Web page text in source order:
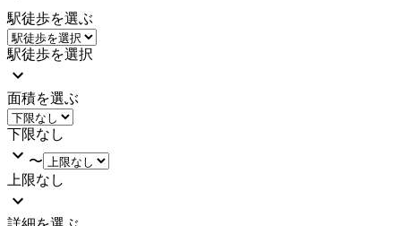
駅徒歩を選ぶ
駅徒歩を選択
面積を選ぶ
下限なし
〜
上限なし